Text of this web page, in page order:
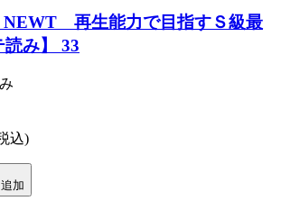
NEWT 再生能力で目指すＳ級最
み】 33
込)
加